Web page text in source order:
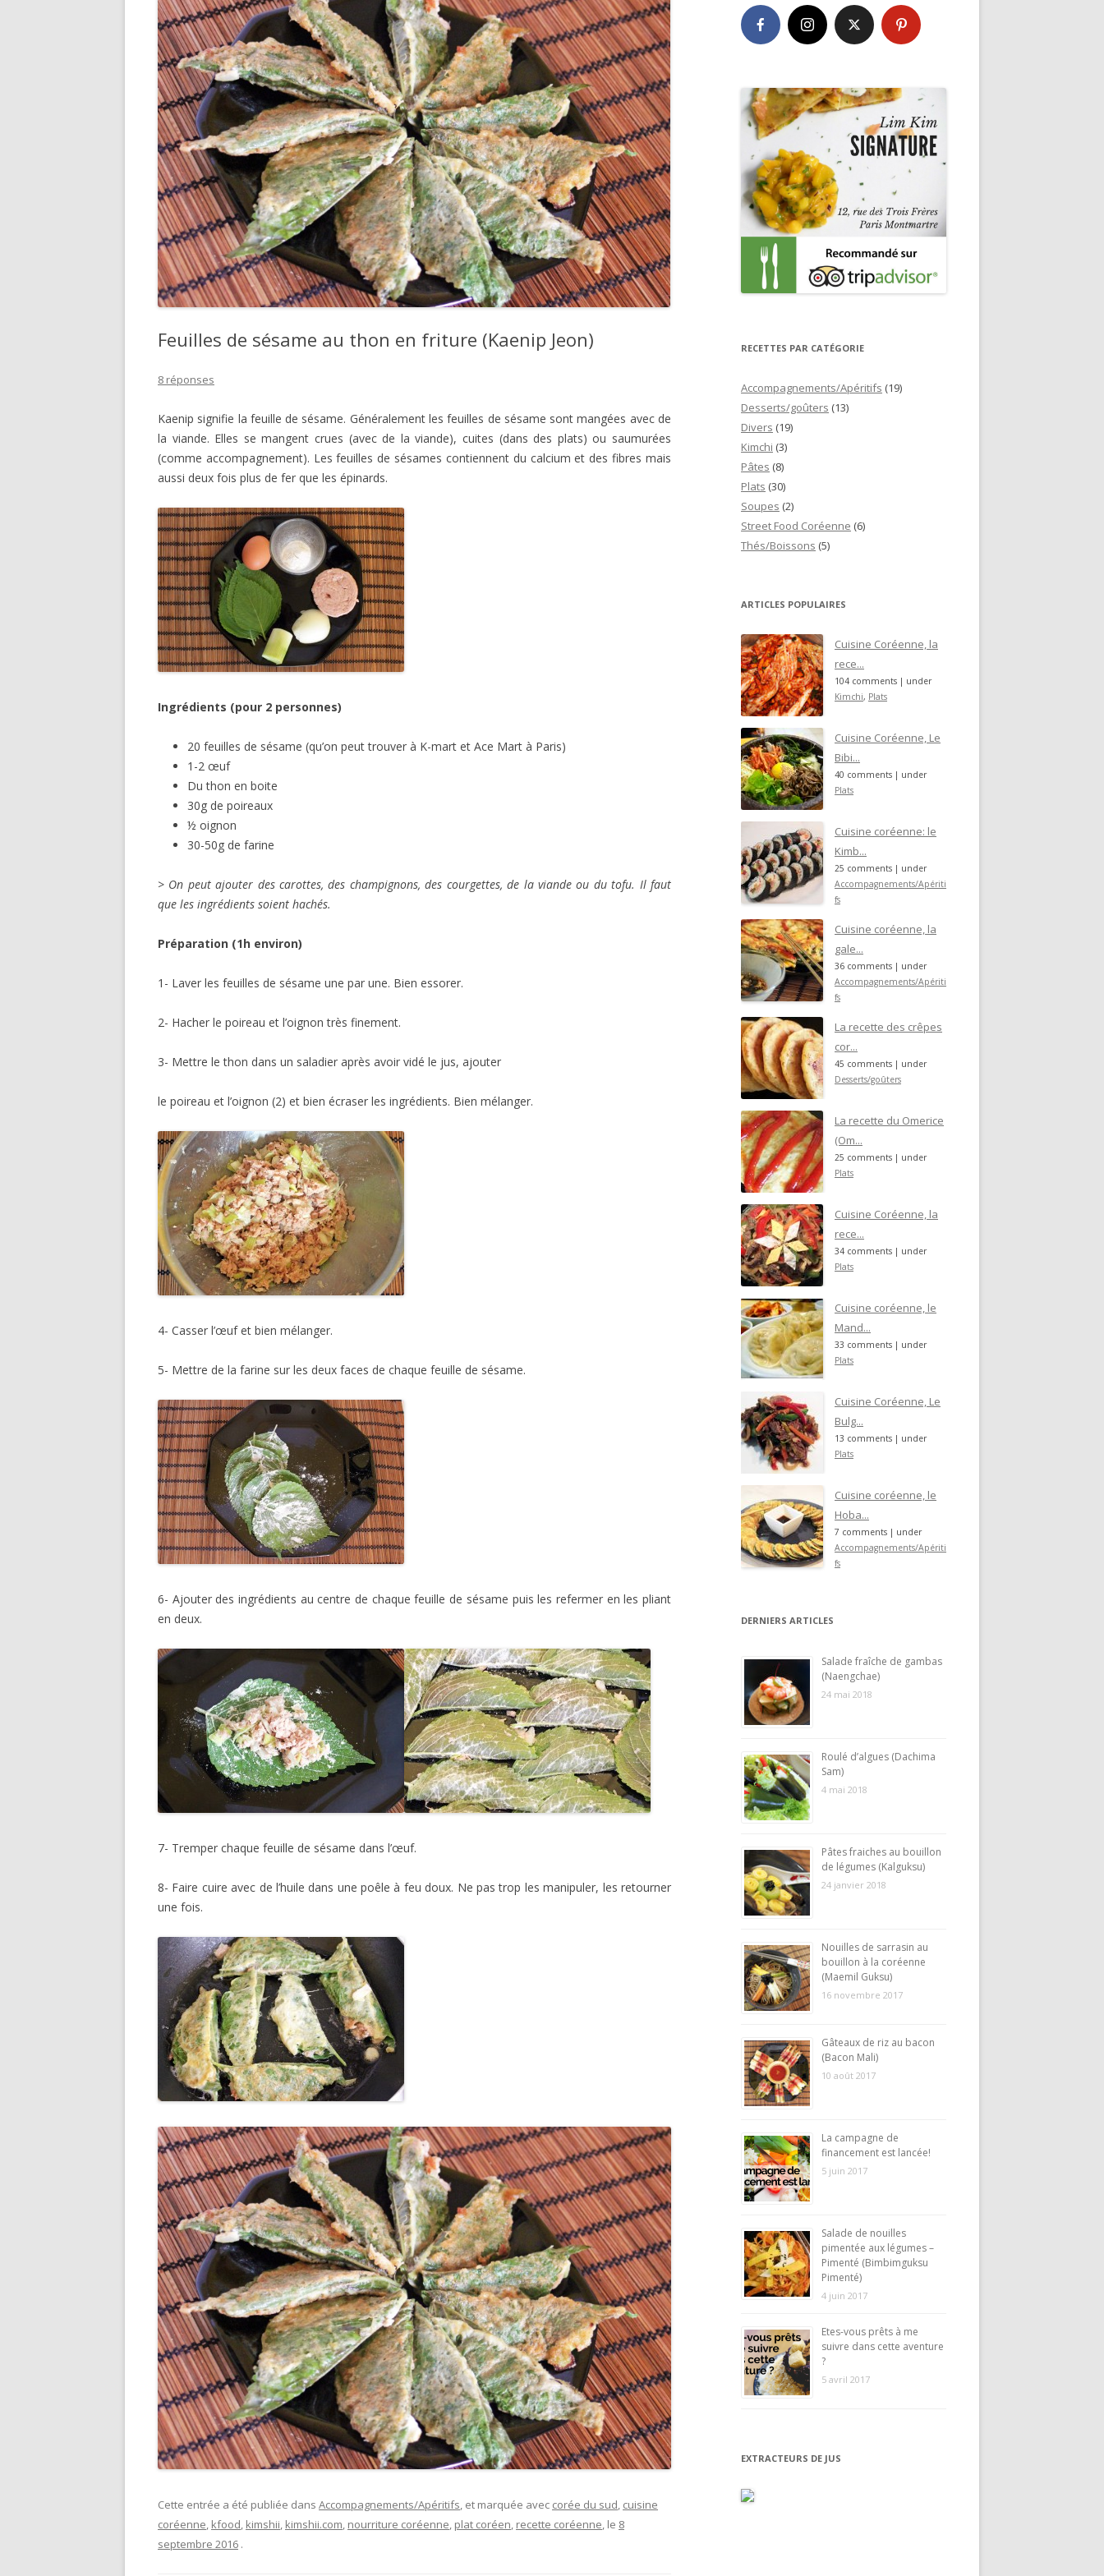
DIVERS
Feuilles de sésame au thon en friture (Kaenip Jeon)
8 réponses
Kaenip signifie la feuille de sésame. Généralement les feuilles de sésame sont mangées avec de
la viande. Elles se mangent crues (avec de la viande), cuites (dans des plats) ou saumurées
(comme accompagnement). Les feuilles de sésames contiennent du calcium et des fibres mais
aussi deux fois plus de fer que les épinards.
Ingrédients (pour 2 personnes)
20 feuilles de sésame (qu’on peut trouver à K-mart et Ace Mart à Paris)
1-2 œuf
Du thon en boite
30g de poireaux
½ oignon
30-50g de farine
> On peut ajouter des carottes, des champignons, des courgettes, de la viande ou du tofu. Il faut
que les ingrédients soient hachés.
Préparation (1h environ)
1- Laver les feuilles de sésame une par une. Bien essorer.
2- Hacher le poireau et l’oignon très finement.
3- Mettre le thon dans un saladier après avoir vidé le jus, ajouter
le poireau et l’oignon (2) et bien écraser les ingrédients. Bien mélanger.
4- Casser l’œuf et bien mélanger.
5- Mettre de la farine sur les deux faces de chaque feuille de sésame.
6- Ajouter des ingrédients au centre de chaque feuille de sésame puis les refermer en les pliant
en deux.
7- Tremper chaque feuille de sésame dans l’œuf.
8- Faire cuire avec de l’huile dans une poêle à feu doux. Ne pas trop les manipuler, les retourner
une fois.
Cette entrée a été publiée dans Accompagnements/Apéritifs, et marquée avec corée du sud, cuisine
coréenne, kfood, kimshii, kimshii.com, nourriture coréenne, plat coréen, recette coréenne, le 8
septembre 2016 .
RECETTES PAR CATÉGORIE
Accompagnements/Apéritifs (19)
Desserts/goûters (13)
Divers (19)
Kimchi (3)
Pâtes (8)
Plats (30)
Soupes (2)
Street Food Coréenne (6)
Thés/Boissons (5)
ARTICLES POPULAIRES
Cuisine Coréenne, la
rece...
104 comments | under
Kimchi, Plats
Cuisine Coréenne, Le
Bibi...
40 comments | under
Plats
Cuisine coréenne: le
Kimb...
25 comments | under
Accompagnements/Apériti
fs
Cuisine coréenne, la
gale...
36 comments | under
Accompagnements/Apériti
fs
La recette des crêpes
cor...
45 comments | under
Desserts/goûters
La recette du Omerice
(Om...
25 comments | under
Plats
Cuisine Coréenne, la
rece...
34 comments | under
Plats
Cuisine coréenne, le
Mand...
33 comments | under
Plats
Cuisine Coréenne, Le
Bulg...
13 comments | under
Plats
Cuisine coréenne, le
Hoba...
7 comments | under
Accompagnements/Apériti
fs
DERNIERS ARTICLES
Salade fraîche de gambas
(Naengchae)
24 mai 2018
Roulé d’algues (Dachima
Sam)
4 mai 2018
Pâtes fraiches au bouillon
de légumes (Kalguksu)
24 janvier 2018
Nouilles de sarrasin au
bouillon à la coréenne
(Maemil Guksu)
16 novembre 2017
Gâteaux de riz au bacon
(Bacon Mali)
10 août 2017
La campagne de
financement est lancée!
5 juin 2017
Salade de nouilles
pimentée aux légumes –
Pimenté (Bimbimguksu
Pimenté)
4 juin 2017
Etes-vous prêts à me
suivre dans cette aventure
?
5 avril 2017
EXTRACTEURS DE JUS